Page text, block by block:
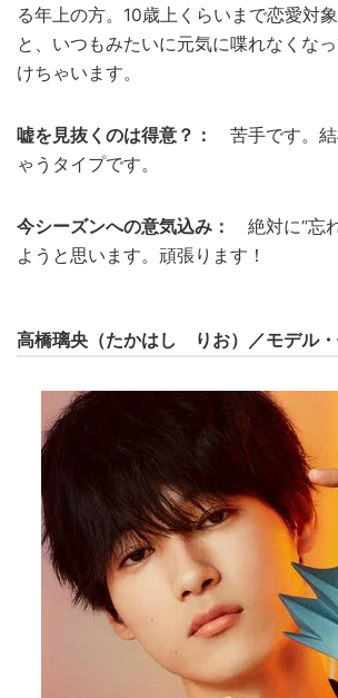
る年上の方。10歳上くらいまで恋愛対
と、いつもみたいに元気に喋れなくな
けちゃいます。
嘘を見抜くのは得意？：
苦手です。結
ゃうタイプです。
今シーズンへの意気込み：
絶対に“忘
ようと思います。頑張ります！
高橋璃央（たかはし りお）／モデル